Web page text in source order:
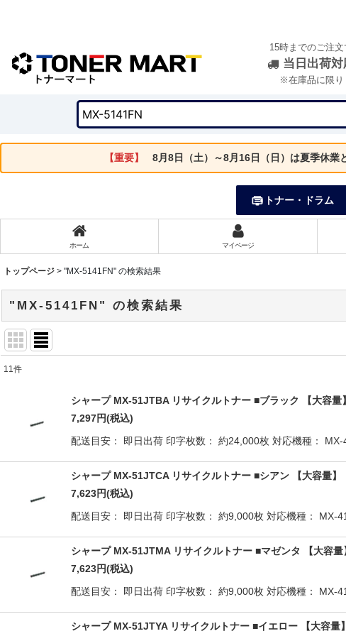
15時までのご注文
当日出荷対
※在庫品に限り
【重要】 8月8日（土）～8月16日（日）は夏季休業
トナー・ドラム
ホーム マイページ
トップページ > "MX-5141FN" の検索結果
"MX-5141FN" の検索結果
11件
シャープ MX-51JTBA リサイクルトナー ■ブラック 【大容量】
7,297円(税込)
配送目安： 即日出荷 印字枚数： 約24,000枚 対応機種：
シャープ MX-51JTCA リサイクルトナー ■シアン 【大容量】
7,623円(税込)
配送目安： 即日出荷 印字枚数： 約9,000枚 対応機種： MX-
シャープ MX-51JTMA リサイクルトナー ■マゼンタ 【大容量
7,623円(税込)
配送目安： 即日出荷 印字枚数： 約9,000枚 対応機種： MX-
シャープ MX-51JTYA リサイクルトナー ■イエロー 【大容量】